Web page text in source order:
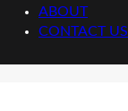
ABOUT
CONTACT US